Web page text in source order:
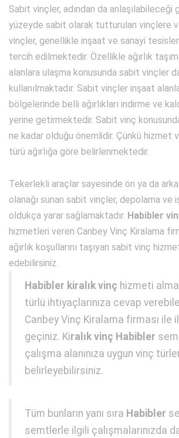
Sabit vinçler, adından da anlaşılabileceği
yüzeyde sabit olarak tutturulan vinçlere
vinçler, genellikle inşaat ve sanayi
tercih edilmektedir. Özellikle ağırlık
alanlara ulaşma konusunda sabit vinçler
kullanılmaktadır. Sabit vinçler inşaat
bölgelerinde belli ağırlıkları indirme ve
yerine getirmektedir. Sabit vinç
ne kadar olduğu önemlidir. Çünkü hizmet
türü ağırlığa göre belirlenmektedir.
Tekerlekli araçlar sayesinde ön ya da
olanağı sunan sabit vinçler, depolama ve
oldukça yarar sağlamaktadır. Habibler
hizmetleri veren Canbey Vinç Kiralama
ağırlık koşullarını taşıyan sabit vinç
edebilirsiniz.
Habibler kiralık vinç hizmeti
türlü ihtiyaçlarınıza cevap
Canbey Vinç Kiralama firması ile
geçiniz. Kiralık vinç Habibler
çalışma alanınıza uygun vinç
belirleyebilirsiniz.
Tüm bunların yanı sıra Habibler
semtlerle ilgili çalışmalarınızda